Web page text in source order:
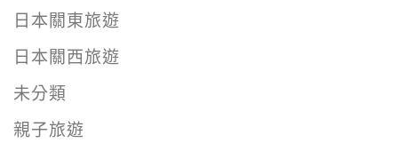
日本關東旅遊
日本關西旅遊
未分類
親子旅遊